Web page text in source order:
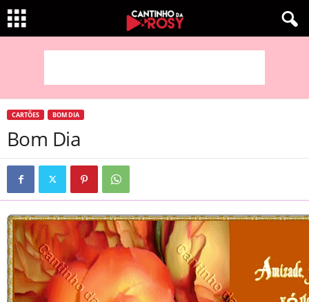
CARTÕES BOM DIA
Bom Dia